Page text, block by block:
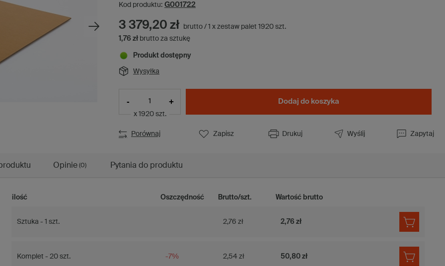
Kod produktu: G001722
3 379,20 zł brutto / 1 x zestaw palet 1920 szt.
1,76 zł brutto za sztukę
Produkt dostępny
Wysyłka
- +
x 1920 szt.
Dodaj do koszyka
Porównaj Zapisz Drukuj Wyślij Zapytaj
Opinie (0) Pytania do produktu
ilość Oszczędność Brutto/szt. Wartość brutto
Sztuka - 1 szt. 2,76 zł 2,76 zł
Komplet - 20 szt. -7% 2,54 zł 50,80 zł